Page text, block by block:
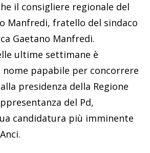
il consigliere regionale del
Manfredi, fratello del sindaco
Gaetano Manfredi.
ultime settimane è
papabile per concorrere
presidenza della Regione
del Pd,
candidatura più imminente